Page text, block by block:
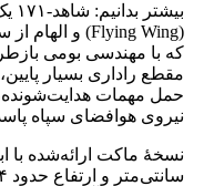
که با مهندسی بومی
مقطع راداری بسیار
حمل مهمات هدایت‌شونده،
نیروی هوافضای سپاه